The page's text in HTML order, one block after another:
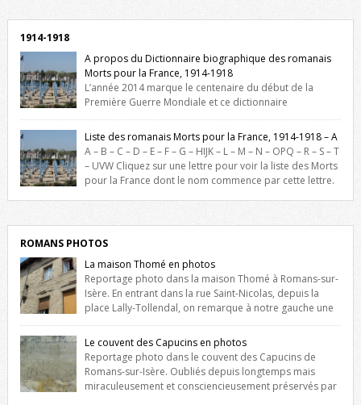
1914-1918
A propos du Dictionnaire biographique des romanais
Morts pour la France, 1914-1918
L’année 2014 marque le centenaire du début de la
Première Guerre Mondiale et ce dictionnaire
biographique veut rendre hommage aux romanais Morts pour la
France durant ce conflit. La base de cette recherche historique est
constituée des noms gravés sur les plaques commémoratives de
l’Hôtel de Ville, du lycée du Dauphiné et du lycée Triboulet, […]
Liste des romanais Morts pour la France, 1914-1918 – A
A – B – C – D – E – F – G – HIJK – L – M – N – OPQ – R – S – T
– UVW Cliquez sur une lettre pour voir la liste des Morts
pour la France dont le nom commence par cette lettre.
ROMANS PHOTOS
La maison Thomé en photos
Reportage photo dans la maison Thomé à Romans-sur-
Isère. En entrant dans la rue Saint-Nicolas, depuis la
place Lally-Tollendal, on remarque à notre gauche une
maison construite au XVIè siècle. Les deux façades sont ornées de
fenêtres jumelles à meneaux. Entre ces deux étages, on peut voir une
niche qui contient une statue de la Vierge. […]
Le couvent des Capucins en photos
Reportage photo dans le couvent des Capucins de
Romans-sur-Isère. Oubliés depuis longtemps mais
miraculeusement et consciencieusement préservés par